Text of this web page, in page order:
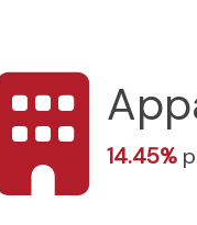
14.45%